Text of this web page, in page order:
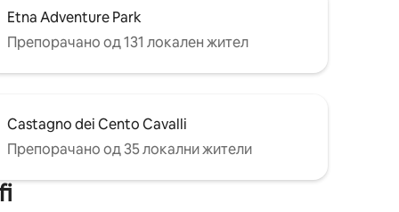
Etna Adventure Park
Препорачано од 131 локален жител
Castagno dei Cento Cavalli
Препорачано од 35 локални жители